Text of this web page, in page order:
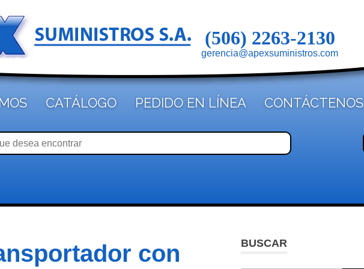
(506) 2263-2130
gerencia@apexsuministros.com
CATÁLOGO PEDIDO EN LÍNEA CONTÁCTENOS
con
BUSCAR